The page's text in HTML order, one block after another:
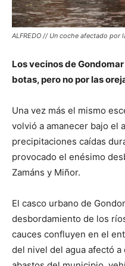
ALFREDO // Un coche afectado por
Los vecinos de
botas, pero no por las
Una vez más el mismo
volvió a amanecer bajo el
precipitaciones caídas
provocado el enésimo
Zamáns y Miñor.
El casco urbano de
desbordamiento de los
cauces confluyen en el
del nivel del agua afectó a